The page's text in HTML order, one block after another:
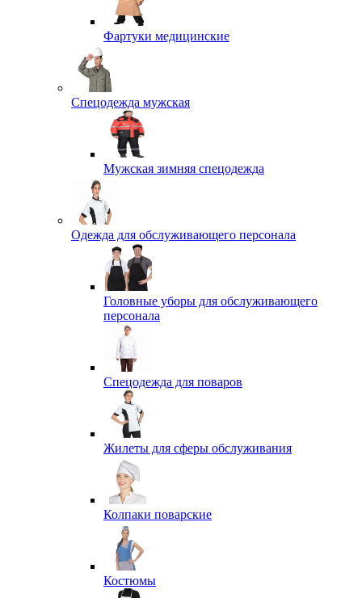
Фартуки медицинские
Спецодежда мужская
Мужская зимняя спецодежда
Одежда для обслуживающего персонала
Головные уборы для обслуживающего
персонала
Спецодежда для поваров
Жилеты для сферы обслуживания
Колпаки поварские
Костюмы